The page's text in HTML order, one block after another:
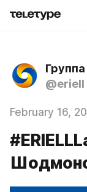
@eriell
February 16,